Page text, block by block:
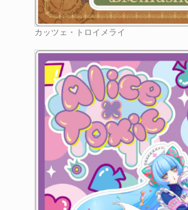
カッツェ・トロイメライ